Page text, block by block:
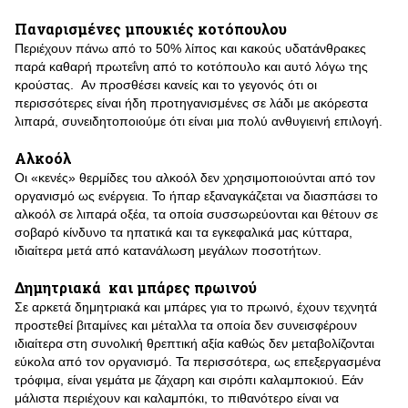
Παναρισμένες μπουκιές κοτόπουλου
Περιέχουν πάνω από το 50% λίπος και κακούς υδατάνθρακες
παρά καθαρή πρωτεΐνη από το κοτόπουλο και αυτό λόγω της
κρούστας. Αν προσθέσει κανείς και το γεγονός ότι οι
περισσότερες είναι ήδη προτηγανισμένες σε λάδι με ακόρεστα
λιπαρά, συνειδητοποιούμε ότι είναι μια πολύ ανθυγιεινή επιλογή.
Αλκοόλ
Οι «κενές» θερμίδες του αλκοόλ δεν χρησιμοποιούνται από τον
οργανισμό ως ενέργεια. Το ήπαρ εξαναγκάζεται να διασπάσει το
αλκοόλ σε λιπαρά οξέα, τα οποία συσσωρεύονται και θέτουν σε
σοβαρό κίνδυνο τα ηπατικά και τα εγκεφαλικά μας κύτταρα,
ιδιαίτερα μετά από κατανάλωση μεγάλων ποσοτήτων.
Δημητριακά και μπάρες πρωινού
Σε αρκετά δημητριακά και μπάρες για το πρωινό, έχουν τεχνητά
προστεθεί βιταμίνες και μέταλλα τα οποία δεν συνεισφέρουν
ιδιαίτερα στη συνολική θρεπτική αξία καθώς δεν μεταβολίζονται
εύκολα από τον οργανισμό. Τα περισσότερα, ως επεξεργασμένα
τρόφιμα, είναι γεμάτα με ζάχαρη και σιρόπι καλαμποκιού. Εάν
μάλιστα περιέχουν και καλαμπόκι, το πιθανότερο είναι να